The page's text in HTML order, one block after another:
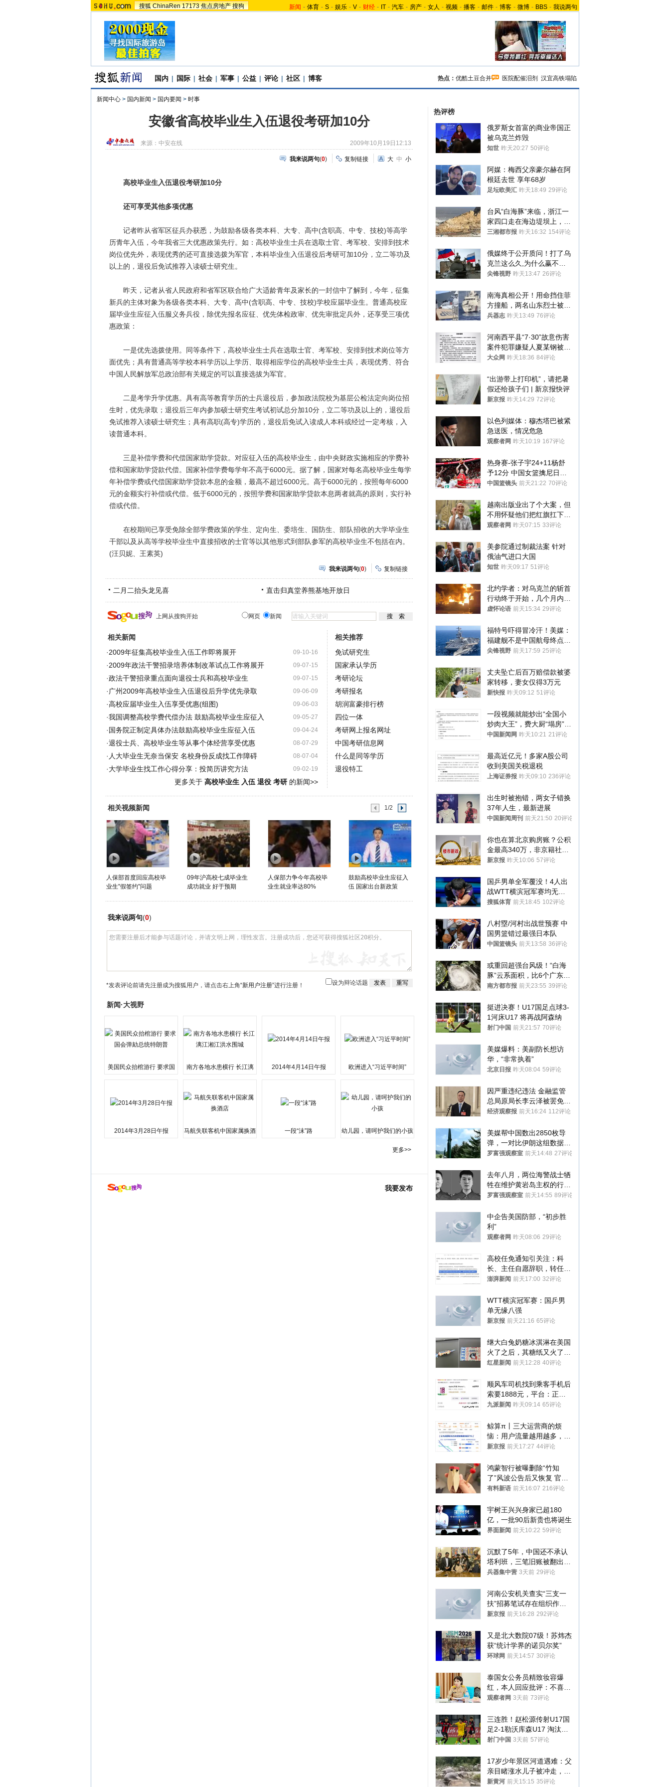
搜狐 ChinaRen 17173 焦点房地产 搜狗 新闻 - 体育 - S - 娱乐 - V - 财经 - IT - 汽车 - 房产 - 女人 - 视频 - 播客 - 邮件 - 博客 - 微博 - BBS - 我说两句
国内 | 国际 | 社会 | 军事 | 公益 | 评论 | 社区 | 博客 热点： 优酷土豆合并 医院配催泪剂 汉宜高铁塌陷
新闻中心 > 国内新闻 > 国内要闻 > 时事
安徽省高校毕业生入伍退役考研加10分
来源： 中安在线 2009年10月19日12:13
我来说两句(0) 复制链接 大 中 小
高校毕业生入伍退役考研加10分
还可享受其他多项优惠
记者昨从省军区征兵办获悉，为鼓励各级各类本科、大专、高中(含职高、中专、技校)等高学
历青年入伍，今年我省三大优惠政策先行。如：高校毕业生士兵在选取士官、考军校、安排到技术
岗位优先外，表现优秀的还可直接选拨为军官，本科毕业生入伍退役后考研可加10分，立二等功及
以上的，退役后免试推荐入读硕士研究生。
昨天，记者从省人民政府和省军区联合给广大适龄青年及家长的一封信中了解到，今年，征集
新兵的主体对象为各级各类本科、大专、高中(含职高、中专、技校)学校应届毕业生。普通高校应
届毕业生应征入伍服义务兵役，除优先报名应征、优先体检政审、优先审批定兵外，还享受三项优
惠政策：
一是优先选拨使用。同等条件下，高校毕业生士兵在选取士官、考军校、安排到技术岗位等方
面优先；具有普通高等学校本科学历以上学历、取得相应学位的高校毕业生士兵，表现优秀、符合
中国人民解放军总政治部有关规定的可以直接选拔为军官。
二是考学升学优惠。具有高等教育学历的士兵退役后，参加政法院校为基层公检法定向岗位招
生时，优先录取；退役后三年内参加硕士研究生考试初试总分加10分，立二等功及以上的，退役后
免试推荐入读硕士研究生；具有高职(高专)学历的，退役后免试入读成人本科或经过一定考核，入
读普通本科。
三是补偿学费和代偿国家助学贷款。对应征入伍的高校毕业生，由中央财政实施相应的学费补
偿和国家助学贷款代偿。国家补偿学费每学年不高于6000元。据了解，国家对每名高校毕业生每学
年补偿学费或代偿国家助学贷款本息的金额，最高不超过6000元。高于6000元的，按照每年6000
元的金额实行补偿或代偿。低于6000元的，按照学费和国家助学贷款本息两者就高的原则，实行补
偿或代偿。
在校期间已享受免除全部学费政策的学生、定向生、委培生、国防生、部队招收的大学毕业生
干部以及从高等学校毕业生中直接招收的士官等以其他形式到部队参军的高校毕业生不包括在内。
(汪贝妮、王素英)
我来说两句(0) 复制链接
二月二抬头龙见喜 直击归真堂养熊基地开放日
上网从搜狗开始 网页 新闻
相关新闻
09-10-16
·2009年征集高校毕业生入伍工作即将展开
09-07-15
·2009年政法干警招录培养体制改革试点工作将展开
09-07-15
·政法干警招录重点面向退役士兵和高校毕业生
09-06-09
· 广州2009年高校毕业生入伍退役后升学优先录取
09-06-03
·高校应届毕业生入伍享受优惠(组图)
09-05-27
·我国调整高校学费代偿办法 鼓励高校毕业生应征入
09-04-24
· 国务院正制定具体办法鼓励高校毕业生应征入伍
08-07-29
·退役士兵、高校毕业生等从事个体经营享受优惠
08-07-04
· 人大毕业生无奈当保安 名校身份反成找工作障碍
09-02-19
·大学毕业生找工作心得分享：投简历讲究方法
更多关于 高校毕业生 入伍 退役 考研的新闻>>
相关推荐
免试研究生
国家承认学历
考研论坛
考研报名
胡润富豪排行榜
四位一体
考研网上报名网址
中国考研信息网
什么是同等学历
退役特工
相关视频新闻 1/2
人保部首度回应高校毕
业生"假签约"问题
09年沪高校七成毕业生
成功就业 好于预期
人保部力争今年高校毕
业生就业率达80%
鼓励高校毕业生应征入
伍 国家出台新政策
我来说两句(0)
*发表评论前请先注册成为搜狐用户，请点击右上角“新用户注册”进行注册！ 设为辩论话题
新闻·大视野
美国民众抬棺游行 要求国
南方各地水患横行 长江漓
2014年4月14日午报 欧洲进入“习近平时间”
2014年3月28日午报
马航失联客机中国家属换酒
一段“沫”路 幼儿园，请呵护我们的小孩
更多>>
我要发布
热评榜
俄罗斯女首富的商业帝国正
被乌克兰炸毁
知世 昨天20:27 50评论
阿媒：梅西父亲豪尔赫在阿
根廷去世 享年68岁
足坛欧美汇 昨天18:49 29评论
台风“白海豚”来临，浙江一
家四口走在海边堤坝上，其
中9岁男孩被巨浪卷入海
三湘都市报 昨天16:32 154评论
俄媒终于公开质问！打了乌
克兰这么久,为什么赢不了?
答案令人沉默
尖锋视野 昨天13:47 26评论
南海真相公开！用命挡住菲
方撞船，两名山东烈士被授
武警最高荣誉
兵器志 昨天13:49 76评论
河南西平县“7·30”故意伤害
案件犯罪嫌疑人夏某钢被抓
获
大众网 昨天18:36 84评论
“出游带上打印机”，请把暑
假还给孩子们 | 新京报快评
新京报 昨天14:29 72评论
以色列媒体：穆杰塔巴被紧
急送医，情况危急
观察者网 昨天10:19 167评论
热身赛-张子宇24+11杨舒
予12分 中国女篮擒尼日利
亚
中国篮镜头 前天21:22 70评论
越南出版业出了个大案，但
不用怀疑他们把红旗扛下去
的决心
观察者网 昨天07:15 33评论
美参院通过制裁法案 针对
俄油气进口大国
知世 昨天09:17 51评论
北约学者：对乌克兰的斩首
行动终于开始，几个月内乌
将投降
虚怀论语 前天15:34 29评论
福特号吓得冒冷汗！美媒：
福建舰不是中国航母终点，
而是新起点！
尖锋视野 前天17:59 25评论
丈夫坠亡后百万赔偿款被婆
家转移，妻女仅得3万元
新快报 昨天09:12 51评论
一段视频就能炒出“全国小
炒肉大王”，费大厨“塌房”了
吗？
中国新闻网 昨天10:21 21评论
最高近亿元！多家A股公司
收到美国关税退税
上海证券报 昨天09:10 236评论
出生时被抱错，两女子错换
37年人生，最新进展
中国新闻周刊 前天21:50 20评论
你也在算北京购房账？公积
金最高340万，非京籍社保
1年
新京报 昨天10:06 57评论
国乒男单全军覆没！4人出
战WTT横滨冠军赛均无缘
八强
搜狐体育 前天18:45 102评论
八村塁/河村出战世预赛 中
国男篮错过最强日本队
中国篮镜头 前天13:58 36评论
或重回超强台风级！“白海
豚”云系面积，比6个广东还
大！深圳官方：注意这件事
南方都市报 前天23:55 39评论
挺进决赛！U17国足点球3-
1河床U17 将再战阿森纳
射门中国 前天21:57 70评论
美媒爆料：美副防长想访
华，“非常执着”
北京日报 昨天08:04 59评论
因严重违纪违法 金融监管
总局原局长李云泽被罢免全
国人大代表
经济观察报 前天16:24 112评论
美媒帮中国数出2850枚导
弹，一对比伊朗这组数据，
发现出大事了
罗富强观察室 前天14:48 27评论
去年八月，两位海警战士牺
牲在维护黄岩岛主权的行动
中
罗富强观察室 前天14:55 89评论
中企告美国防部，“初步胜
利”
观察者网 昨天08:06 29评论
高校任免通知引关注：科
长、主任自愿辞职，转任思
政辅导员
澎湃新闻 前天17:00 32评论
WTT横滨冠军赛：国乒男
单无缘八强
新京报 前天21:16 65评论
继大白兔奶糖冰淇淋在美国
火了之后，其糖纸又火了！
海外博主盛赞：平面设计经
红星新闻 前天12:28 40评论
顺风车司机找到乘客手机后
索要1888元，平台：正和
司机沟通协商
九派新闻 昨天09:14 65评论
鲸算π丨三大运营商的烦
恼：用户流量越用越多，收
入却越来越少
新京报 前天17:27 44评论
鸿蒙智行被曝删除“竹知
了”风波公告后又恢复 官媒
曾力挺：劝华为要大度的，
有料新语 前天16:07 216评论
宇树王兴兴身家已超180
亿，一批90后新贵也将诞生
界面新闻 前天10:22 59评论
沉默了5年，中国还不承认
塔利班，三笔旧账被翻出，
最大风险出现
兵器集中营 3天前 29评论
河南公安机关查实“三支一
扶”招募笔试存在组织作弊
犯罪行为
新京报 前天16:28 292评论
又是北大数院07级！苏炜杰
获“统计学界的诺贝尔奖”
环球网 前天14:57 30评论
泰国女公务员精致妆容爆
红，本人回应批评：不喜欢
就别看
观察者网 3天前 73评论
三连胜！赵松源传射U17国
足2-1勒沃库森U17 淘汰赛
将战河床
射门中国 3天前 57评论
17岁少年景区河道遇难：父
亲目睹涨水儿子被冲走，当
地排除上游泄洪，家属盼厘
新黄河 前天15:15 35评论